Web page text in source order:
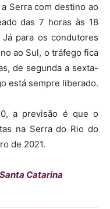
Serra com destino ao
das 7 horas às 18
para os condutores
ao Sul, o tráfego fica
de segunda a sexta-
está sempre liberado.
a previsão é que o
na Serra do Rio do
de 2021.
Catarina